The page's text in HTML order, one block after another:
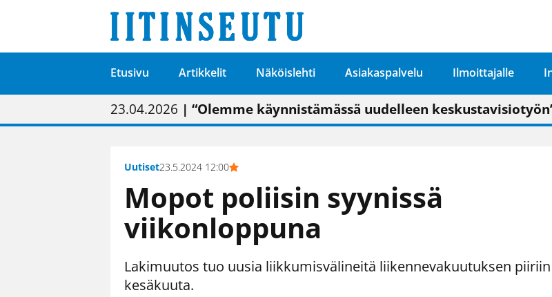
Etusivu Artikkelit Näköislehti Asiakaspalvelu Ilmoittajalle
01.02.2026 | Painon vaihtumisen pitäisi näkyä hieman parempana
05.02.2026 | Uudistettu kunnantalo on valoisa
23.04.2026 | “Olemme käynnistämässä uudelleen
09.05.2026| "Maalla on totuttu elämään omavaraisemmin kuin
Uutiset23.5.2024 12:00
Mopot poliisin syynissä
viikonloppuna
Lakimuutos tuo uusia liikkumisvälineitä liikennevakuutuksen piiriin
kesäkuuta.